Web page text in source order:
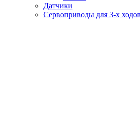
Датчики
Сервоприводы для 3-х